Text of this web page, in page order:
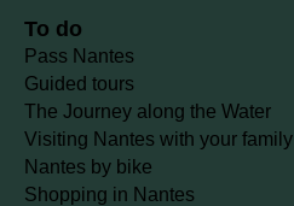
To do
Pass Nantes
Guided tours
The Journey along the Water
Visiting Nantes with your family
Nantes by bike
Shopping in Nantes